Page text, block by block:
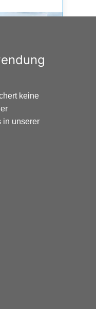
Kraftstoffverbrauch
keine
in unserer